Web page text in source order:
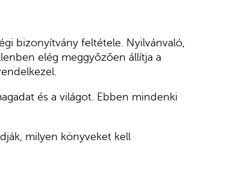
bizonyítvány feltétele. Nyilvánvaló,
elég meggyőzően állítja a
és a világot. Ebben mindenki
milyen könyveket kell